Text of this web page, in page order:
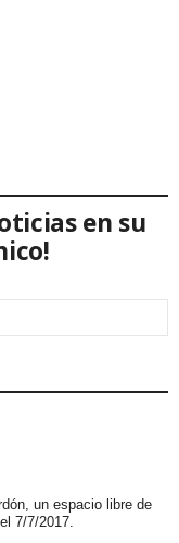
en su
un espacio libre de
7/7/2017.